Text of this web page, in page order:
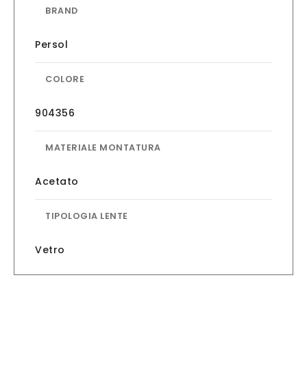
BRAND
Persol
COLORE
904356
MATERIALE MONTATURA
Acetato
TIPOLOGIA LENTE
Vetro